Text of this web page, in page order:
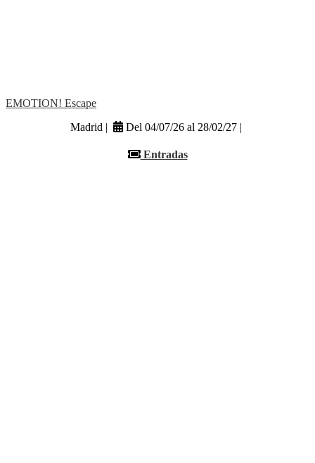
EMOTION! Escape
Madrid |
Del 04/07/26 al 28/02/27 |
Entradas